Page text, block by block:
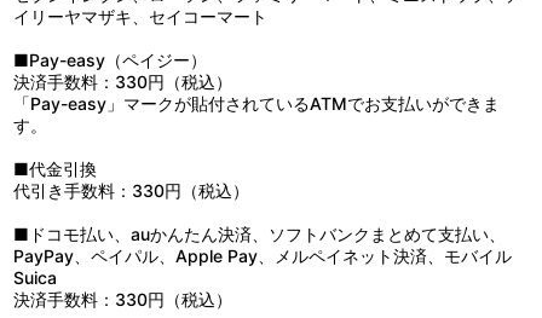
13：げんしけん２：：千佳ちゃん、かるく妄想
15：げんしけん２：：ハラグーロにやられた～…
16：げんしけん２：：コミフェスのテーマ －意気込み－
17：げんしけん２：：もどかしい田中と大野さんのテーマ
18：げんしけん２：：美少女ゲーム「プリティメンマ」 －日常ほ
19：げんしけん２：：美少女ゲーム「プリティメンマ」 －Ｈシー
ン－
21：げんしけん２：：大学卒業
22：げんしけん２：：卒業式、雪の帰り道
23：げんしけん２：：げんしけんのブリッジ
24：げんしけん２：：ハラグーロをたおせ
イリーヤマザキ、セイコーマート
■Pay-easy（ペイジー）
決済手数料：330円（税込）
「Pay-easy」マークが貼付されているATMでお支払いができま
す。
■代金引換
代引き手数料：330円（税込）
■ドコモ払い、auかんたん決済、ソフトバンクまとめて支払い、
PayPay、ペイパル、Apple Pay、メルペイネット決済、モバイル
Suica
決済手数料：330円（税込）